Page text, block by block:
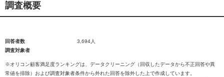
調査概要
回答者数
3,694人
調査対象者
※オリコン顧客満足度ランキングは、データクリーニング（回収したデータから不正回答や異
常値を排除）および調査対象者条件から外れた回答を除外した上で作成しています。